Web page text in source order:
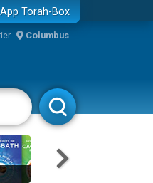
Torah-Box
Columbus